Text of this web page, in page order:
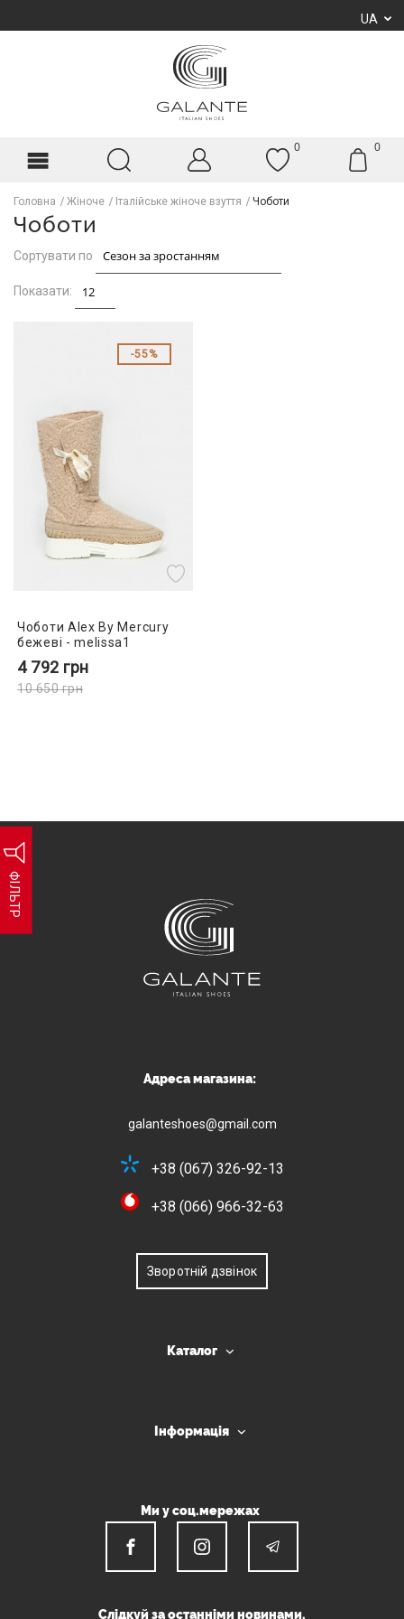
UA
0 0
Головна Жіноче Італійське жіноче взуття Чоботи
Чоботи
ФІЛЬТР
Сортувати по
Показати:
55%
Чоботи Alex By Mercury
бежеві - melissa1
4 792 грн
10 650грн
Адреса магазина:
galanteshoes@gmail.com
+38 (067) 326-92-13
+38 (066) 966-32-63
Зворотній дзвінок
Каталог
Інформація
Ми у соц.мережах
Слідкуй за останніми новинами.